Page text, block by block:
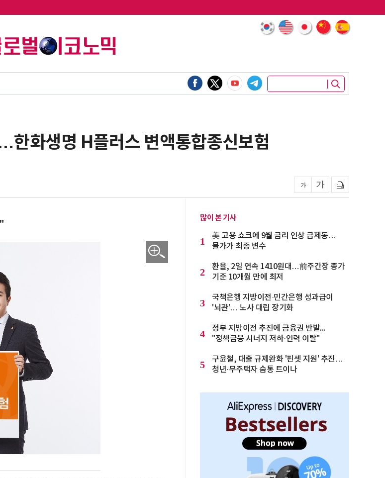
한화생명 H플러스 변액통합종신보험
많이 본 기사
1
美 고용 쇼크에 9월 금리 인상 급제동…
물가가 최종 변수
2
환율, 2일 연속 1410원대…前주간장 종가
기준 10개월 만에 최저
3
국책은행 지방이전·민간은행 성과급이
'뇌관'… 노사 대립 장기화
4
정부 지방이전 추진에 금융권 반발...
"정책금융 시너지 저하·인력 이탈"
5
구윤철, 대출 규제완화 '핀셋 지원' 추진…
청년·무주택자 숨통 트이나